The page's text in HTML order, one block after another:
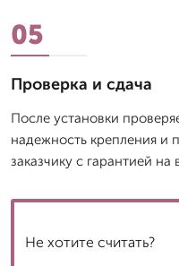
05
Проверка и сдача
После установки
надежность крепления и
заказчику с гарантией
Не хотите считать?